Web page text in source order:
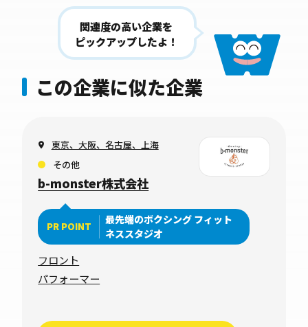
この企業に似た企業
関連度の高い企業を
ピックアップしたよ！
東京、大阪、名古屋、上海
その他
b-monster株式会社
PR POINT
最先端のボクシング フィット
ネススタジオ
フロント
パフォーマー